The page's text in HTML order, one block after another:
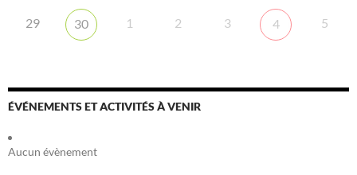
29 30 1 2 3 4 5
ÉVÉNEMENTS ET ACTIVITÉS À VENIR
Aucun évènement